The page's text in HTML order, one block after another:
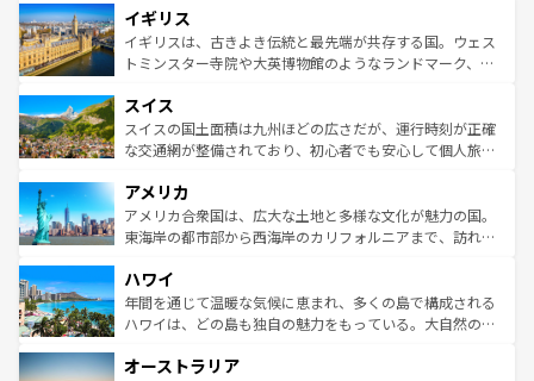
いる。シャンパンの発祥地であるランス、プロヴァンスの
香り高いラベンダー畑など、多彩な楽しみ方が可能だ。さ
らに、パリ以外の地域にも魅力が溢れており、どの街角に
れる地方に足を運ぶとそれぞれで全く異なる文化を体験で
きるだろう。 なお、新着のフランス情報はコンテンツ一覧
を参照してほしい。
顔を持つこの国は、どこを歩いても飽きることがない。ベ
ルリンの文化的活気、バイエルン州のアルプスの絶景、そ
してライン川沿いのワイン畑といった風景は必見。ビール
は、お酒好きな人にはぜひ体験してほしい。 なお、新着の
ドイツ情報はコンテンツ一覧を参照してほしい。
イギリス
イギリスは、古きよき伝統と最先端が共存する国。ウェス
トミンスター寺院や大英博物館のようなランドマーク、歴
リアごとに異なる魅力がある。また、優雅なアフタヌーン
ティー、ビール好きにはたまらない英国パブ、サッカー観
戦など、本場だからこそできる体験も豊富。イギリスを旅
ンツ一覧を参照してほしい。
スイス
スイスの国土面積は九州ほどの広さだが、運行時刻が正確
な交通網が整備されており、初心者でも安心して個人旅行
の建物がそのまま残る町や、スイスならではのユニークな
博物館もあり、アルプス観光だけでなく町歩きも満喫する
ことができる。国民の所得が高いため物価も高いが、旅行
ば市内交通費無料で観光を楽しむこともできる。 なお、新
着のスイス情報はコンテンツ一覧 を参照してほしい。
アメリカ
アメリカ合衆国は、広大な土地と多様な文化が魅力の国。
東海岸の都市部から西海岸のカリフォルニアまで、訪れる
のような巨大都市は、観光、ショッピング、エンターテイ
ンメントが詰まった刺激的なスポットだ。一方、アメリカ
西部には大自然が広がり、グランドキャニオンやイエロー
部のニューオーリンズでは、音楽と美食が融合した独特の
ハワイ
年間を通じて温暖な気候に恵まれ、多くの島で構成される
ハワイは、どの島も独自の魅力をもっている。大自然の神
ワイ島は見逃せない。また、定番の観光地といえばオアフ
オーストラリア